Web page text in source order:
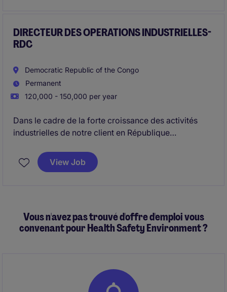
DIRECTEUR DES OPERATIONS INDUSTRIELLES-
RDC
Democratic Republic of the Congo
Permanent
120,000 - 150,000 per year
Dans le cadre de la forte croissance des activités
industrielles de notre client en République
est en charge d'accompagner une nouvelle phase de
structuration et de transformation de l'organisation.
View Job
Vous n'avez pas trouvé d'offre d'emploi vous
convenant pour Health Safety Environment ?